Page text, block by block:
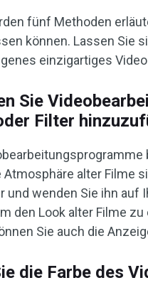
fünf Methoden
können. Lassen Sie
einzigartiges
Sie
Filter
Atmosphäre alter Filme
und wenden Sie ihn auf
den Look alter Filme
Sie auch die
die Farbe des